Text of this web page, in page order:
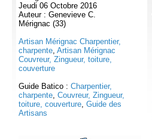
Jeudi 06 Octobre 2016
Auteur : Genevieve C.
Mérignac (33)
Artisan Mérignac Charpentier,
charpente, Artisan Mérignac
Couvreur, Zingueur, toiture,
couverture
Guide Batico : Charpentier,
charpente, Couvreur, Zingueur,
toiture, couverture, Guide des
Artisans